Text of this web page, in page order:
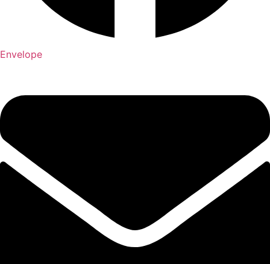
Envelope